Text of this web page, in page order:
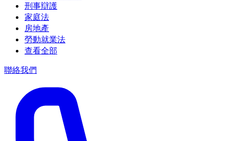
刑事辯護
家庭法
房地產
勞動就業法
查看全部
聯絡我們